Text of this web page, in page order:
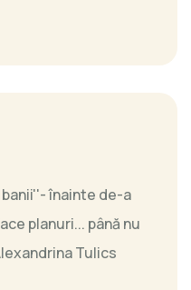
înainte de-a
planuri... până nu
Tulics